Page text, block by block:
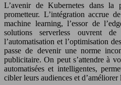
L’avenir de Kubernetes dans la
prometteur. L’intégration accrue
machine learning, l’essor de
solutions serverless ouvrent
l’automatisation et l’optimisation
passe de devenir une norme
publicitaire. On peut s’attendre à
automatisées et intelligentes,
cibler leurs audiences et